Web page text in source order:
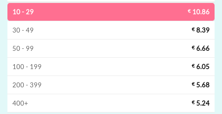
10 - 29 € 10.86
30 - 49 € 8.39
50 - 99 € 6.66
100 - 199 € 6.05
200 - 399 € 5.68
400+ € 5.24